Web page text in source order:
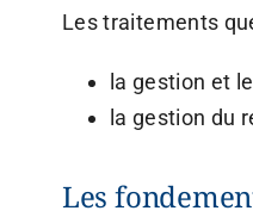
Les traitements
la gestion et
la gestion du
Les